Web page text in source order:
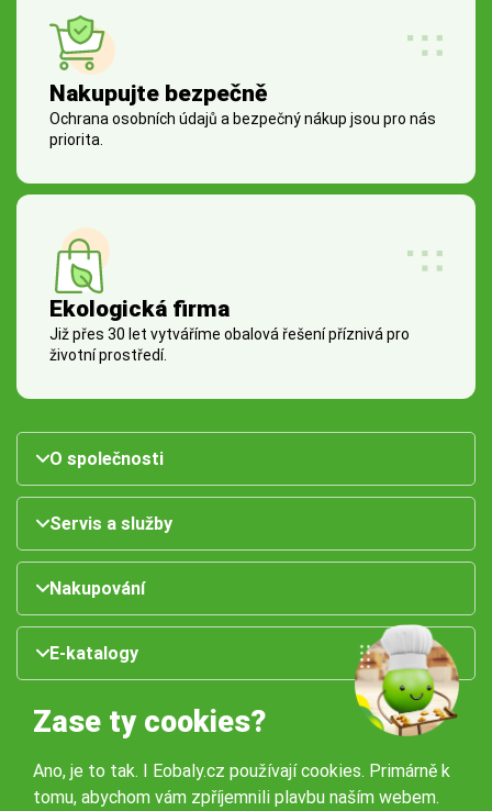
Nakupujte bezpečně
Ochrana osobních údajů a bezpečný nákup jsou pro nás
priorita.
Ekologická firma
Již přes 30 let vytváříme obalová řešení příznivá pro
životní prostředí.
O společnosti
Servis a služby
Nakupování
E-katalogy
Zase ty cookies?
Ano, je to tak. I Eobaly.cz používají cookies. Primárně k
tomu, abychom vám zpříjemnili plavbu naším webem.